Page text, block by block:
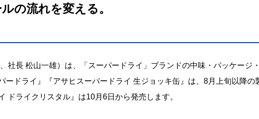
の流れを変える。
社長 松山一雄）は、「スーパードライ」ブランドの中味・パッケージ
ードライ』『アサヒスーパードライ 生ジョッキ缶』は、8月上旬以降の
ドライクリスタル』は10月6日から発売します。